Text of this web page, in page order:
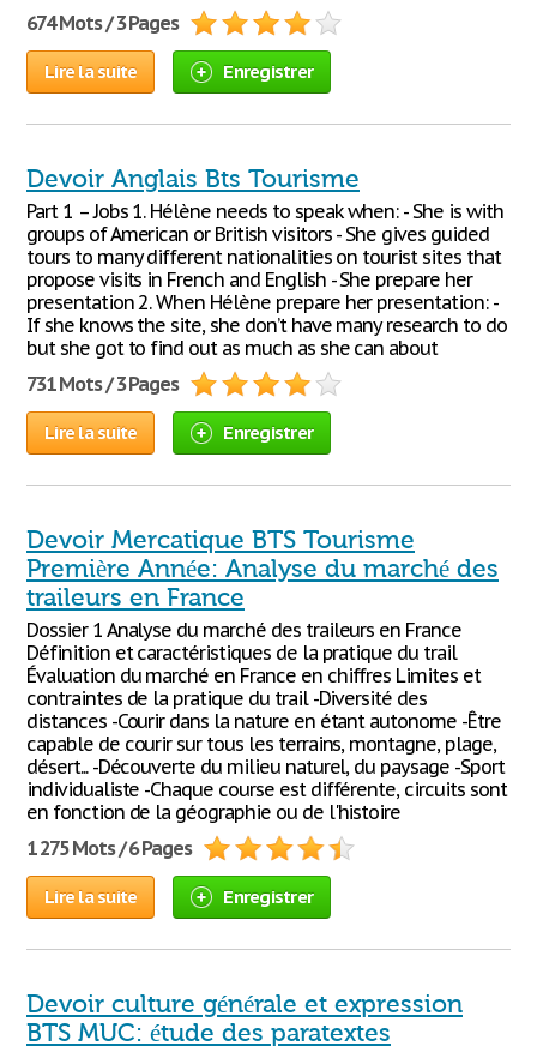
674 Mots / 3 Pages
Lire la suite Enregistrer
Devoir Anglais Bts Tourisme
Part 1 – Jobs 1. Hélène needs to speak when: - She is with
groups of American or British visitors - She gives guided
tours to many different nationalities on tourist sites that
propose visits in French and English - She prepare her
presentation 2. When Hélène prepare her presentation: -
If she knows the site, she don’t have many research to do
but she got to find out as much as she can about
731 Mots / 3 Pages
Lire la suite Enregistrer
Devoir Mercatique BTS Tourisme
Première Année: Analyse du marché des
traileurs en France
Dossier 1 Analyse du marché des traileurs en France
Définition et caractéristiques de la pratique du trail
Évaluation du marché en France en chiffres Limites et
contraintes de la pratique du trail -Diversité des
distances -Courir dans la nature en étant autonome -Être
capable de courir sur tous les terrains, montagne, plage,
désert... -Découverte du milieu naturel, du paysage -Sport
individualiste -Chaque course est différente, circuits sont
en fonction de la géographie ou de l'histoire
1 275 Mots / 6 Pages
Lire la suite Enregistrer
Devoir culture générale et expression
BTS MUC: étude des paratextes